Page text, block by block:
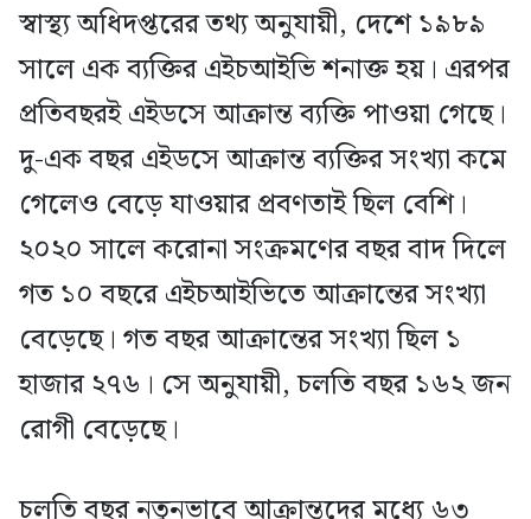
স্বাস্থ্য অধিদপ্তরের তথ্য অনুযায়ী, দেশে ১৯৮৯
সালে এক ব্যক্তির এইচআইভি শনাক্ত হয়। এরপর
প্রতিবছরই এইডসে আক্রান্ত ব্যক্তি পাওয়া গেছে।
দু-এক বছর এইডসে আক্রান্ত ব্যক্তির সংখ্যা কমে
গেলেও বেড়ে যাওয়ার প্রবণতাই ছিল বেশি।
২০২০ সালে করোনা সংক্রমণের বছর বাদ দিলে
গত ১০ বছরে এইচআইভিতে আক্রান্তের সংখ্যা
বেড়েছে। গত বছর আক্রান্তের সংখ্যা ছিল ১
হাজার ২৭৬। সে অনুযায়ী, চলতি বছর ১৬২ জন
রোগী বেড়েছে।